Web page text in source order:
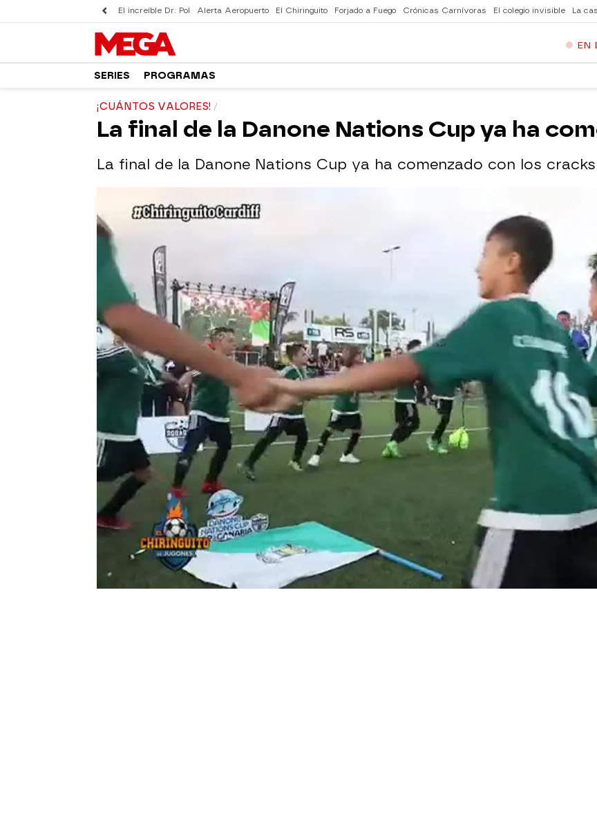
El increíble Dr. Pol Alerta Aeropuerto El Chiringuito Forjado a Fuego Crónicas Carnívoras El colegio invisible La
EN
SERIES PROGRAMAS
¡CUÁNTOS VALORES!
La final de la Danone Nations Cup ya ha
La final de la Danone Nations Cup ya ha comenzado con los
Madrid
Publicado: 16 de febrero de 2018, 16:18
WhatsappFacebook
X
danone nations cup